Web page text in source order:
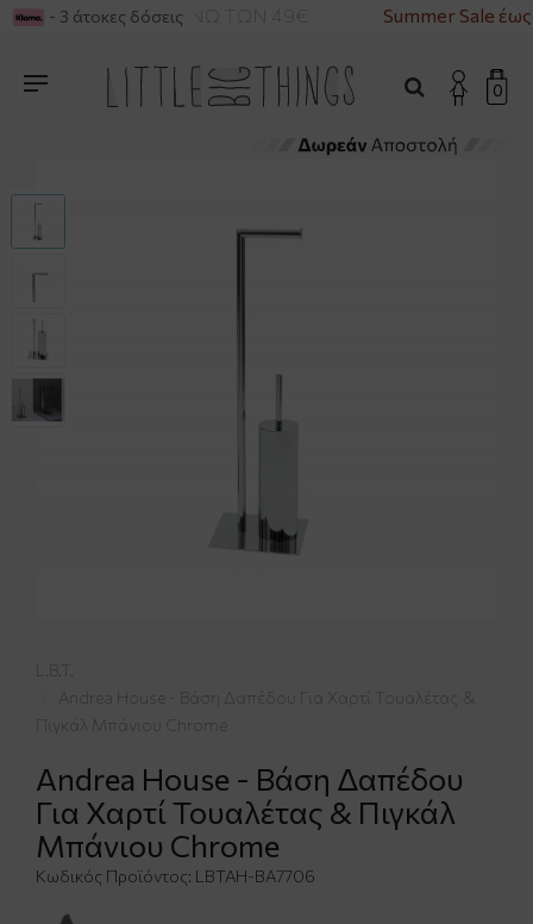
ΓΙΑ ΑΓΟΡΕΣ ΑΝΩ ΤΩΝ 49€ Summer Sale
- 3 άτοκες δόσεις
0
L.B.T.
Andrea House - Βάση Δαπέδου Για Χαρτί Τουαλέτας &
Πιγκάλ Μπάνιου Chrome
Andrea House - Βάση Δαπέδου
Για Χαρτί Τουαλέτας & Πιγκάλ
Μπάνιου Chrome
Κωδικός Προϊόντος: LBTAH-BA7706